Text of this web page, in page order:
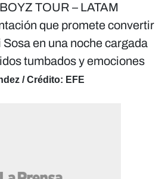
TOUR – LATAM
que promete convertir
en una noche cargada
tumbados y emociones
/ Crédito: EFE